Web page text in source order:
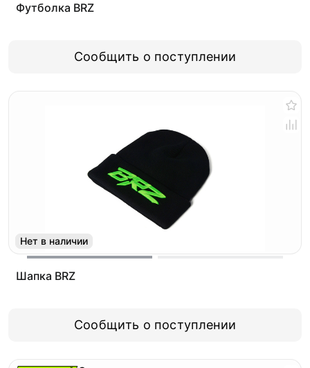
Футболка BRZ
Сообщить о поступлении
Нет в наличии
Шапка BRZ
Сообщить о поступлении